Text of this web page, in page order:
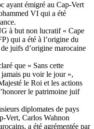
ayant émigré au Cap-Vert
VI qui a été
à but non lucratif « Cape
qui a été à l’origine du
juifs d’origine marocaine
que « Sans cette
pu voir le jour »,
le Roi et les actions
le patrimoine juif
diplomates de pays
Vert, Carlos Wahnon
a été agrémentée par